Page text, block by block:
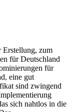
Erstellung, zum
für Deutschland
für
eine gut
sind zwingend
sich nahtlos in die